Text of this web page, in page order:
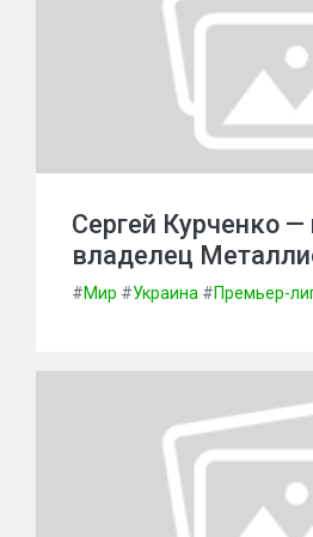
Сергей Курченко
владелец
#Мир #Украина #Премьер-